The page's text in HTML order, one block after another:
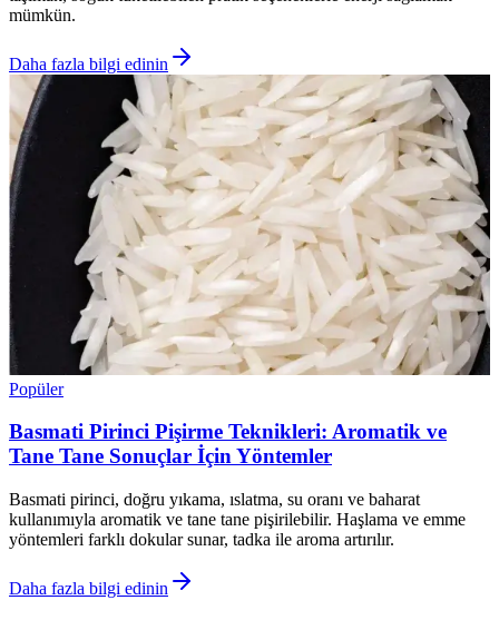
mümkün.
Daha fazla bilgi edinin
Popüler
Basmati Pirinci Pişirme Teknikleri: Aromatik ve
Tane Tane Sonuçlar İçin Yöntemler
Basmati pirinci, doğru yıkama, ıslatma, su oranı ve baharat
kullanımıyla aromatik ve tane tane pişirilebilir. Haşlama ve emme
yöntemleri farklı dokular sunar, tadka ile aroma artırılır.
Daha fazla bilgi edinin